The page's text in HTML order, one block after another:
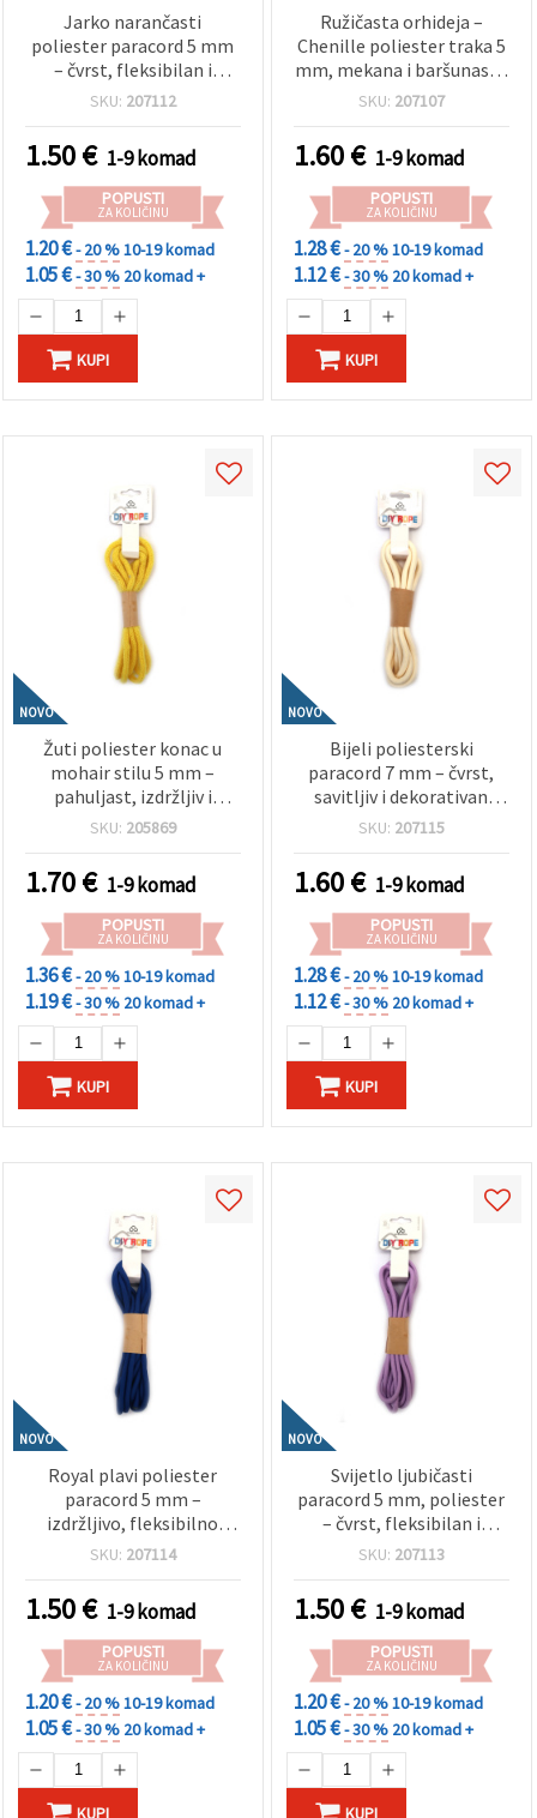
Jarko narančasti
poliester paracord 5 mm
– čvrst, fleksibilan i
dekorativan užet za hobi i
SKU: 207112
1.50€ 1-9 komad
POPUSTI
ZA KOLIČINU
1.20 €- 20 %10-19 komad
1.05 €- 30 % 20 komad +
KUPI
Ružičasta orhideja –
Chenille poliester traka 5
mm, mekana i baršunasta
dekorativna hobi trakica,
SKU: 207107
1.60€ 1-9 komad
POPUSTI
ZA KOLIČINU
1.28 €- 20 %10-19 komad
1.12 €- 30 % 20 komad +
KUPI
NOVO
Žuti poliester konac u
mohair stilu 5 mm –
pahuljast, izdržljiv i
dekorativan, rola ~2,7 m
SKU: 205869
1.70€ 1-9 komad
POPUSTI
ZA KOLIČINU
1.36 €- 20 %10-19 komad
1.19 €- 30 % 20 komad +
KUPI
NOVO
Bijeli poliesterski
paracord 7 mm – čvrst,
savitljiv i dekorativan
konop za hobi i
SKU: 207115
1.60€ 1-9 komad
POPUSTI
ZA KOLIČINU
1.28 €- 20 %10-19 komad
1.12 €- 30 % 20 komad +
KUPI
NOVO
Royal plavi poliester
paracord 5 mm –
izdržljivo, fleksibilno
ukrasno uže za hobi, ~3 m
SKU: 207114
1.50€ 1-9 komad
POPUSTI
ZA KOLIČINU
1.20 €- 20 %10-19 komad
1.05 €- 30 % 20 komad +
KUPI
NOVO
Svijetlo ljubičasti
paracord 5 mm, poliester
– čvrst, fleksibilan i
dekorativni kanap za
SKU: 207113
1.50€ 1-9 komad
POPUSTI
ZA KOLIČINU
1.20 €- 20 %10-19 komad
1.05 €- 30 % 20 komad +
KUPI